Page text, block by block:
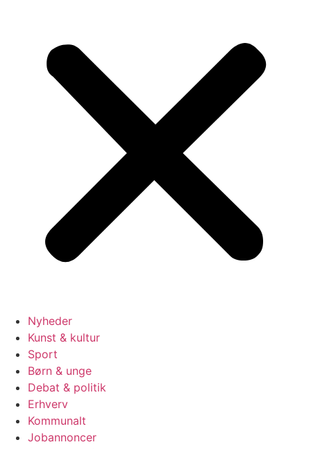
Nyheder
Kunst & kultur
Sport
Børn & unge
Debat & politik
Erhverv
Kommunalt
Jobannoncer